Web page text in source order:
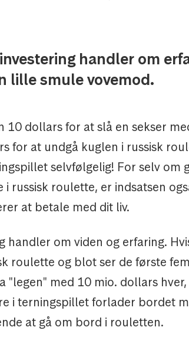
handler om
lille smule vovemod.
10 dollars for at slå en sekser
for at undgå kuglen i russisk
selvfølgelig! For selv om
russisk roulette, er indsatsen
at betale med dit liv.
om viden og erfaring.
roulette og blot ser de første
"legen" med 10 mio. dollars
i terningspillet forlader bordet
at gå om bord i rouletten.